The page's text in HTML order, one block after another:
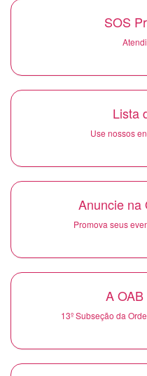
SOS
Lista
Use nossos
Anuncie na
Promova seus
A
13º Subseção da